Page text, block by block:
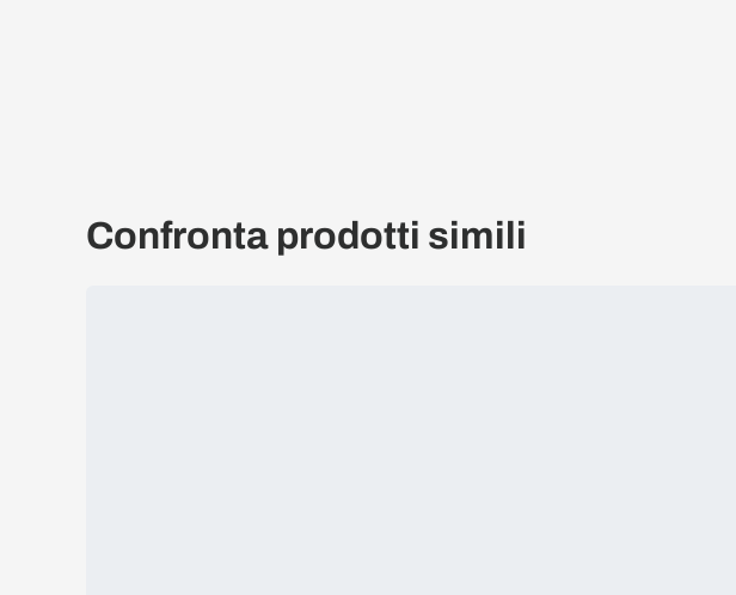
Confronta prodotti simili